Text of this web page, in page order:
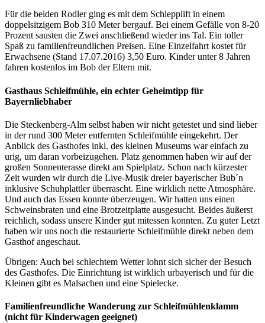
Für die beiden Rodler ging es mit dem Schlepplift in einem
doppelsitzigem Bob 310 Meter bergauf. Bei einem Gefälle von 8-20
Prozent sausten die Zwei anschließend wieder ins Tal. Ein toller
Spaß zu familienfreundlichen Preisen. Eine Einzelfahrt kostet für
Erwachsene (Stand 17.07.2016) 3,50 Euro. Kinder unter 8 Jahren
fahren kostenlos im Bob der Eltern mit.
Gasthaus Schleifmühle, ein echter Geheimtipp für
Bayernliebhaber
Die Steckenberg-Alm selbst haben wir nicht getestet und sind lieber
in der rund 300 Meter entfernten Schleifmühle eingekehrt. Der
Anblick des Gasthofes inkl. des kleinen Museums war einfach zu
urig, um daran vorbeizugehen. Platz genommen haben wir auf der
großen Sonnenterasse direkt am Spielplatz. Schon nach kürzester
Zeit wurden wir durch die Live-Musik dreier bayerischer Bub´n
inklusive Schuhplattler überrascht. Eine wirklich nette Atmosphäre.
Und auch das Essen konnte überzeugen. Wir hatten uns einen
Schweinsbraten und eine Brotzeitplatte ausgesucht. Beides äußerst
reichlich, sodass unsere Kinder gut mitessen konnten. Zu guter Letzt
haben wir uns noch die restaurierte Schleifmühle direkt neben dem
Gasthof angeschaut.
Übrigen: Auch bei schlechtem Wetter lohnt sich sicher der Besuch
des Gasthofes. Die Einrichtung ist wirklich urbayerisch und für die
Kleinen gibt es Malsachen und eine Spielecke.
Familienfreundliche Wanderung zur Schleifmühlenklamm
(nicht für Kinderwagen geeignet)